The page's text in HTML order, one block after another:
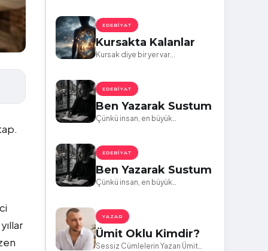
EDEBIYAT
Kursakta Kalanlar
Kursak diye bir yer var...
EDEBIYAT
Ben Yazarak Sustum
Çünkü insan, en büyük
EDEBIYAT
Ben Yazarak Sustum
Çünkü insan, en büyük
YAZAR
Ümit Oklu Kimdir?
Sessiz Cümlelerin Yazarı Ümit